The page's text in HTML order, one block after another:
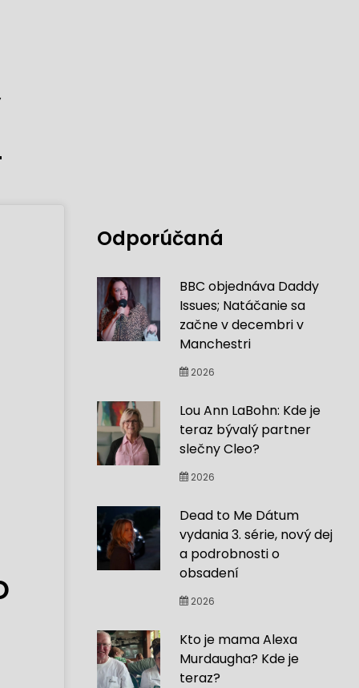
Odporúčaná
BBC objednáva Daddy
Issues; Natáčanie sa
začne v decembri v
Manchestri
2026
Lou Ann LaBohn: Kde je
teraz bývalý partner
slečny Cleo?
2026
Dead to Me Dátum
vydania 3. série, nový dej
a podrobnosti o
obsadení
2026
Kto je mama Alexa
Murdaugha? Kde je
teraz?